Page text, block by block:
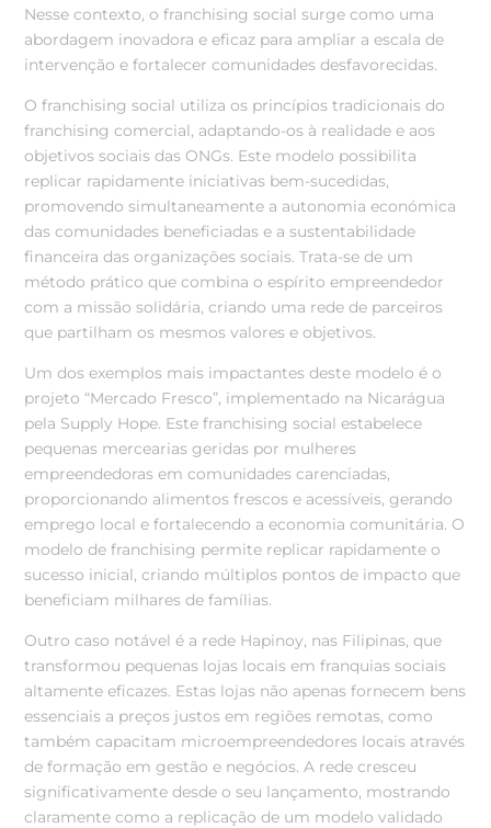
Nesse contexto, o franchising social surge como uma
abordagem inovadora e eficaz para ampliar a escala de
intervenção e fortalecer comunidades desfavorecidas.
O franchising social utiliza os princípios tradicionais do
franchising comercial, adaptando-os à realidade e aos
objetivos sociais das ONGs. Este modelo possibilita
replicar rapidamente iniciativas bem-sucedidas,
promovendo simultaneamente a autonomia económica
das comunidades beneficiadas e a sustentabilidade
financeira das organizações sociais. Trata-se de um
método prático que combina o espírito empreendedor
com a missão solidária, criando uma rede de parceiros
que partilham os mesmos valores e objetivos.
Um dos exemplos mais impactantes deste modelo é o
projeto “Mercado Fresco”, implementado na Nicarágua
pela Supply Hope. Este franchising social estabelece
pequenas mercearias geridas por mulheres
empreendedoras em comunidades carenciadas,
proporcionando alimentos frescos e acessíveis, gerando
emprego local e fortalecendo a economia comunitária. O
modelo de franchising permite replicar rapidamente o
sucesso inicial, criando múltiplos pontos de impacto que
beneficiam milhares de famílias.
Outro caso notável é a rede Hapinoy, nas Filipinas, que
transformou pequenas lojas locais em franquias sociais
altamente eficazes. Estas lojas não apenas fornecem bens
essenciais a preços justos em regiões remotas, como
também capacitam microempreendedores locais através
de formação em gestão e negócios. A rede cresceu
significativamente desde o seu lançamento, mostrando
claramente como a replicação de um modelo validado